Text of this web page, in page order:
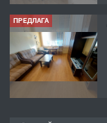
ПРЕДЛАГА